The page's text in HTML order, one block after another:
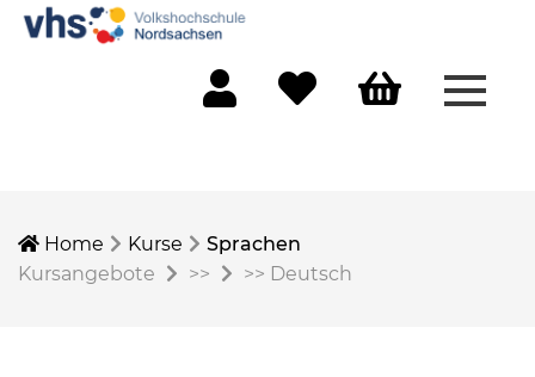
Home Kurse
Sprachen
Kursangebote
>> >> Deutsch